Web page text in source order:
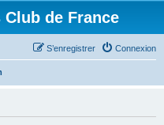
Club de France
Connexion
S’enregistrer